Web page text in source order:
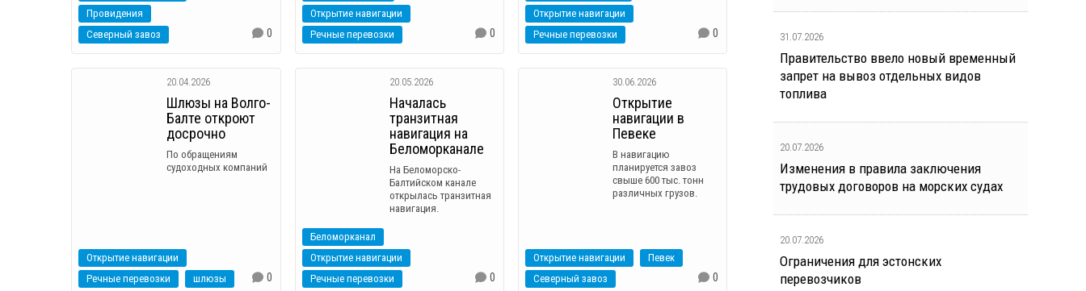
Провидения
Северный завоз
0
Открытие навигации
Речные перевозки
0
Открытие навигации
Речные перевозки
0
20.04.2026
Шлюзы на Волго-
Балте откроют
досрочно
По обращениям
судоходных компаний
Открытие навигации
Речные перевозки
шлюзы 0
20.05.2026
Началась
транзитная
навигация на
Беломорканале
На Беломорско-
Балтийском канале
открылась транзитная
навигация.
Беломорканал
Открытие навигации
Речные перевозки
0
30.06.2026
Открытие
навигации в
Певеке
В навигацию
планируется завоз
свыше 600 тыс. тонн
различных грузов.
Открытие навигации
Певек
Северный завоз
0
31.07.2026
Правительство ввело новый временный
запрет на вывоз отдельных видов
топлива
20.07.2026
Изменения в правила заключения
трудовых договоров на морских судах
20.07.2026
Ограничения для эстонских
перевозчиков